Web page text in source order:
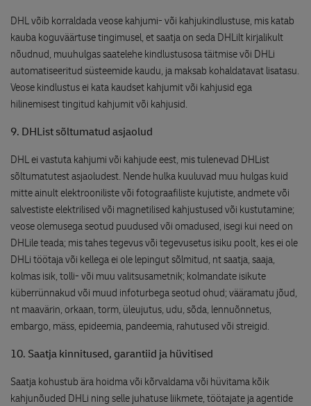
DHL võib korraldada veose kahjumi- või kahjukindlustuse, mis katab
kauba koguväärtuse tingimusel, et saatja on seda DHLilt kirjalikult
nõudnud, muuhulgas saatelehe kindlustusosa täitmise või DHLi
automatiseeritud süsteemide kaudu, ja maksab kohaldatavat lisatasu.
Veose kindlustus ei kata kaudset kahjumit või kahjusid ega
hilinemisest tingitud kahjumit või kahjusid.
9. DHList sõltumatud asjaolud
DHL ei vastuta kahjumi või kahjude eest, mis tulenevad DHList
sõltumatutest asjaoludest. Nende hulka kuuluvad muu hulgas kuid
mitte ainult elektrooniliste või fotograafiliste kujutiste, andmete või
salvestiste elektrilised või magnetilised kahjustused või kustutamine;
veose olemusega seotud puudused või omadused, isegi kui need on
DHLile teada; mis tahes tegevus või tegevusetus isiku poolt, kes ei ole
DHLi töötaja või kellega ei ole lepingut sõlmitud, nt saatja, saaja,
kolmas isik, tolli- või muu valitsusametnik; kolmandate isikute
küberrünnakud või muud infoturbega seotud ohud; vääramatu jõud,
nt maavärin, orkaan, torm, üleujutus, udu, sõda, lennuõnnetus,
embargo, mäss, epideemia, pandeemia, rahutused või streigid.
10. Saatja kinnitused, garantiid ja hüvitised
Saatja kohustub ära hoidma või kõrvaldama või hüvitama kõik
kahjunõuded DHLi ning selle juhatuse liikmete, töötajate ja agentide